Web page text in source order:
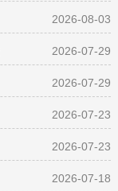
2026-08-03
2026-07-29
2026-07-29
2026-07-23
2026-07-23
2026-07-18